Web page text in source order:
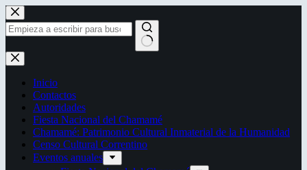
Saltar
al
contenido
Sin
resultados
Inicio
Contactos
Autoridades
Fiesta Nacional del Chamamé
Chamamé: Patrimonio Cultural Inmaterial de la Humanidad
Censo Cultural Correntino
Eventos anuales